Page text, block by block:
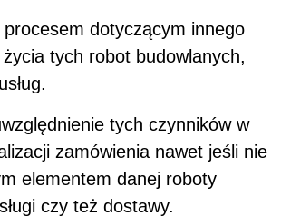
dotyczącym innego
tych robot budowlanych,
tych czynników w
zamówienia nawet jeśli nie
elementem danej roboty
czy też dostawy.